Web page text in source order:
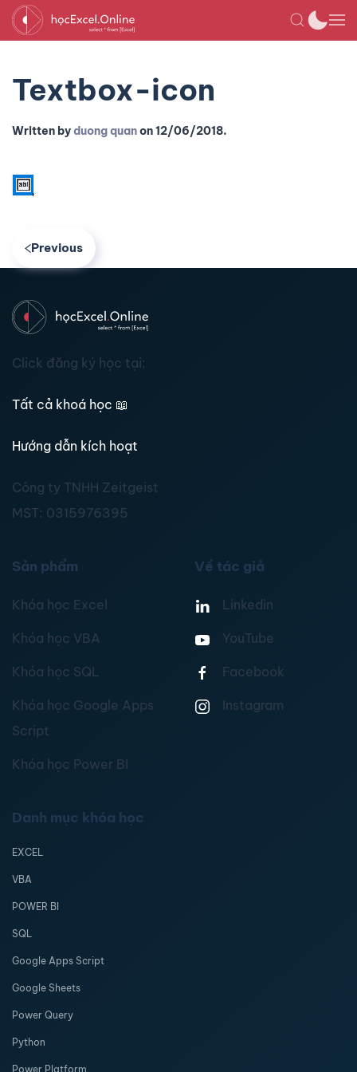
Textbox-icon
Written byduong quanon12/06/2018.
Previous
Click đăng ký học tại:
Tất cả khoá học 📖
Hướng dẫn kích hoạt
Công ty TNHH Zeitgeist
MST: 0315976395
Sản phẩm
Khóa học Excel
Khóa học VBA
Khóa học SQL
Khóa học Google Apps
Script
Khóa học Power BI
Về tác giả
Linkedin
YouTube
Facebook
Instagram
Danh mục khóa học
EXCEL
VBA
POWER BI
SQL
Google Apps Script
Google Sheets
Power Query
Python
Power Platform